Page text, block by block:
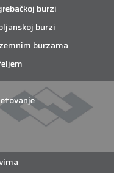
burzi
burzi
burzama